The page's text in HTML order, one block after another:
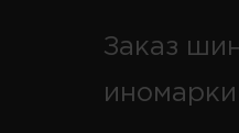
Заказ
иномарки